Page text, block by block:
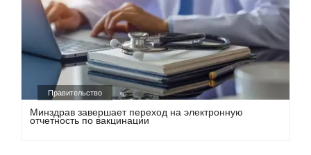
Правительство
Минздрав завершает переход на электронную
отчетность по вакцинации